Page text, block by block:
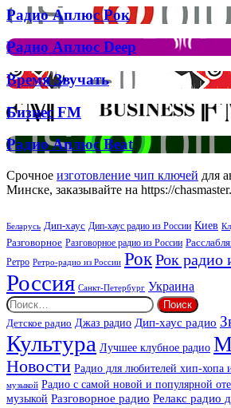
трек
Джона
та
Брітні
Спірс
Радио
Аплюс
Рок
Радио Аплюс Рок
Радио
Аплюс
Deep
Радио Аплюс Deep
Время
Звучать
Время Звучать
Бизнес
Бизнес FM
Радио
Аплюс
Beat
Радио Аплюс Beat
Срочное изготовление чип ключей для
Минске, заказывайте на https://
Беларусь Дип-хаус Дип-хаус радио из России Киев
Разговорное Разговорное радио из России
Ретро Ретро-радио из России РокРок радио
Россия Санкт-Петербург Украина
Найти:
Детское радио Джаз радио Дип-хаус радио
Культура Лучшее клубное радио
Новости Радио для любителей хип-хопа
музыкой Радио с самой новой и популярной
музыкой Разговорное радио Релакс радио